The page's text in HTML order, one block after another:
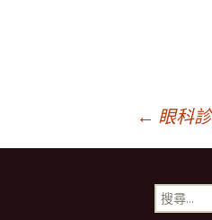
← 眼科
搜
尋